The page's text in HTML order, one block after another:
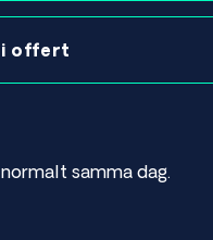
i offert
samma dag.